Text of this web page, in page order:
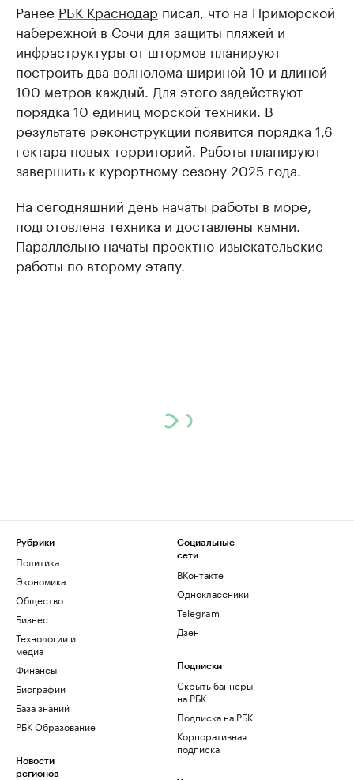
Ранее РБК Краснодар писал, что на Приморской
набережной в Сочи для защиты пляжей и
инфраструктуры от штормов планируют
построить два волнолома шириной 10 и длиной
100 метров каждый. Для этого задействуют
порядка 10 единиц морской техники. В
результате реконструкции появится порядка 1,6
гектара новых территорий. Работы планируют
завершить к курортному сезону 2025 года.
На сегодняшний день начаты работы в море,
подготовлена техника и доставлены камни.
Параллельно начаты проектно-изыскательские
работы по второму этапу.
Рубрики
Политика
Экономика
Общество
Бизнес
Технологии и
медиа
Финансы
Биографии
База знаний
РБК Образование
Новости
регионов
Социальные
сети
ВКонтакте
Одноклассники
Telegram
Дзен
Подписки
Скрыть баннеры
на РБК
Подписка на РБК
Корпоративная
подписка